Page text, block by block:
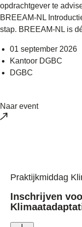
opdrachtgever te
BREEAM-NL
stap. BREEAM-NL is
01 september 2026
Kantoor DGBC
DGBC
Naar event
Praktijkmiddag
Inschrijven